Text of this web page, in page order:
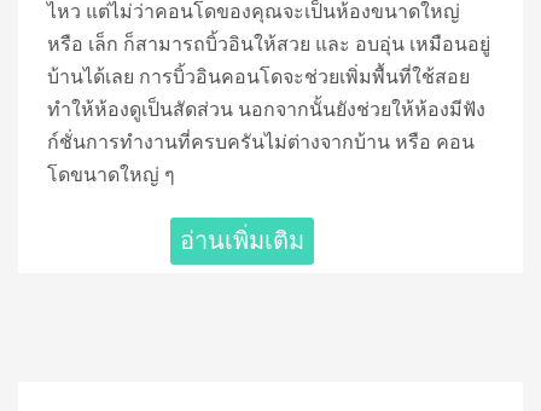
ไหว แต่ไม่ว่าคอนโดของคุณจะเป็นห้องขนาดใหญ่
หรือ เล็ก ก็สามารถบิ้วอินให้สวย และ อบอุ่น เหมือนอยู่
บ้านได้เลย การบิ้วอินคอนโดจะช่วยเพิ่มพื้นที่ใช้สอย
ทำให้ห้องดูเป็นสัดส่วน นอกจากนั้นยังช่วยให้ห้องมีฟัง
ก์ชั่นการทำงานที่ครบครันไม่ต่างจากบ้าน หรือ คอน
โดขนาดใหญ่ ๆ
อ่านเพิ่มเติม